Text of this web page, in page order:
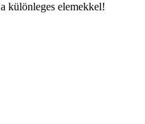
különleges elemekkel!